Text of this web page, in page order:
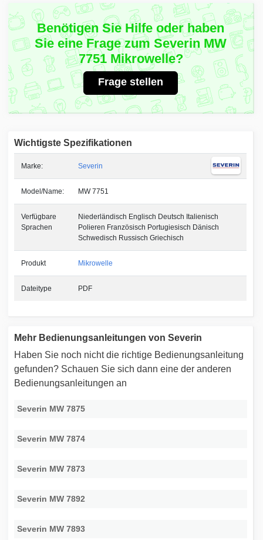
Benötigen Sie Hilfe oder haben
Sie eine Frage zum Severin MW
7751 Mikrowelle?
Frage stellen
Wichtigste Spezifikationen
Marke: Severin
Model/Name: MW 7751
Verfügbare
Sprachen
Niederländisch Englisch Deutsch Italienisch
Polieren Französisch Portugiesisch Dänisch
Schwedisch Russisch Griechisch
Produkt Mikrowelle
Dateitype PDF
Mehr Bedienungsanleitungen von Severin
Haben Sie noch nicht die richtige Bedienungsanleitung
gefunden? Schauen Sie sich dann eine der anderen
Bedienungsanleitungen an
Severin MW 7875
Severin MW 7874
Severin MW 7873
Severin MW 7892
Severin MW 7893